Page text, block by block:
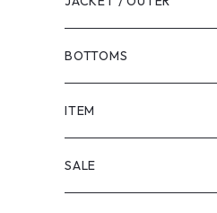
BOTTOMS
SHORTS
PANTS
ITEM
SALE